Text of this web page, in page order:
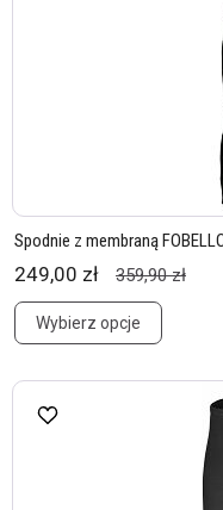
Spodnie z membraną
249,00 zł 359,90 zł
Wybierz opcje